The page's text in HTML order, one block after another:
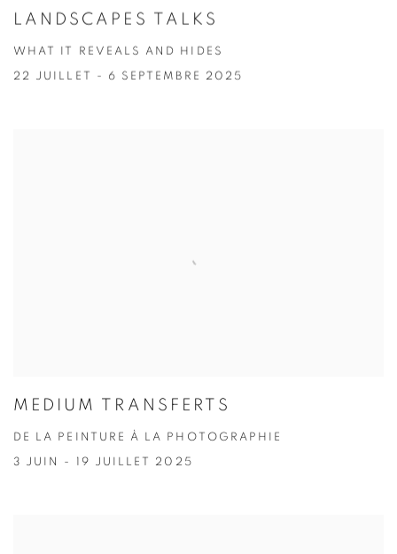
LANDSCAPES TALKS
WHAT IT REVEALS AND HIDES
22 JUILLET - 6 SEPTEMBRE 2025
MEDIUM TRANSFERTS
DE LA PEINTURE À LA PHOTOGRAPHIE
3 JUIN - 19 JUILLET 2025